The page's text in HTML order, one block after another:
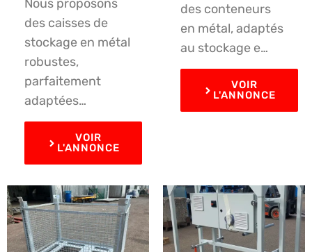
Nous proposons
des caisses de
stockage en métal
robustes,
parfaitement
adaptées…
VOIR
L'ANNONCE
des conteneurs
en métal, adaptés
au stockage e…
VOIR
L'ANNONCE